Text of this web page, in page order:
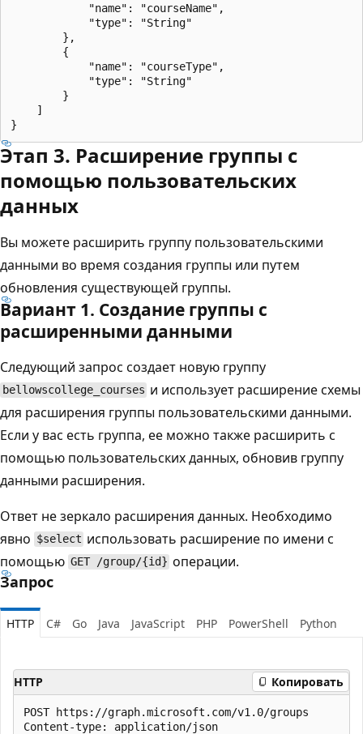
            "name": "courseName",
            "type": "String"
        },
        {
            "name": "courseType",
            "type": "String"
        }
    ]
Этап 3. Расширение группы с
помощью пользовательских
данных
Вы можете расширить группу пользовательскими
данными во время создания группы или путем
обновления существующей группы.
Вариант 1. Создание группы с
расширенными данными
Следующий запрос создает новую группу
bellowscollege_courses и использует расширение схемы
для расширения группы пользовательскими данными.
Если у вас есть группа, ее можно также расширить с
помощью пользовательских данных, обновив группу
данными расширения.
Ответ не зеркало расширения данных. Необходимо
явно $select использовать расширение по имени с
помощью GET /group/{id} операции.
Запрос
HTTP C# Go Java JavaScript PHP PowerShell Python
HTTP Копировать
POST https://graph.microsoft.com/v1.0/groups
Content-type: application/json